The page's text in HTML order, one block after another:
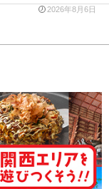
2026年8月6日